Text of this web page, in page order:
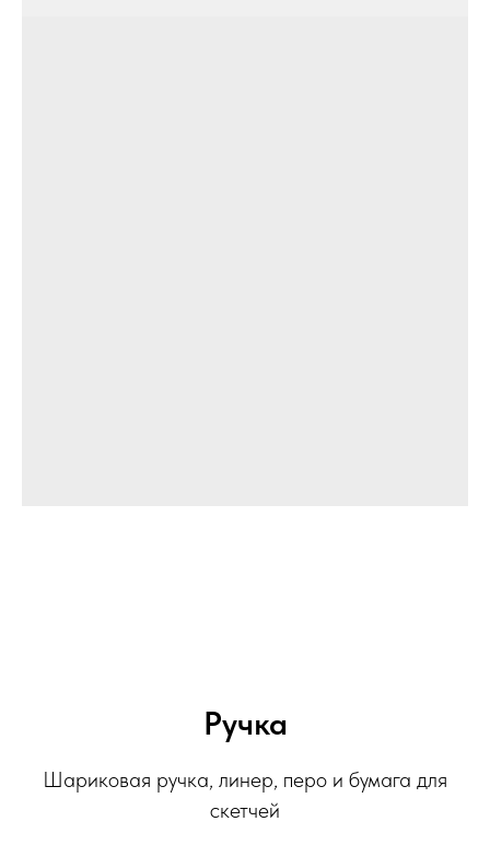
Ручка
Шариковая ручка, линер, перо и бумага для
скетчей